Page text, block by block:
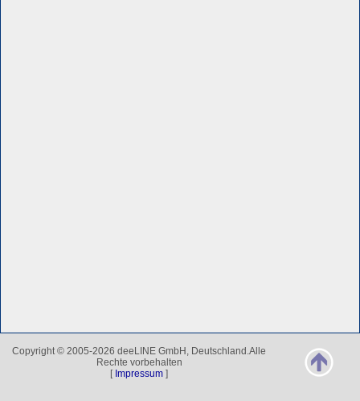
Copyright © 2005-2026 deeLINE GmbH, Deutschland.Alle
Rechte vorbehalten
[ Impressum ]